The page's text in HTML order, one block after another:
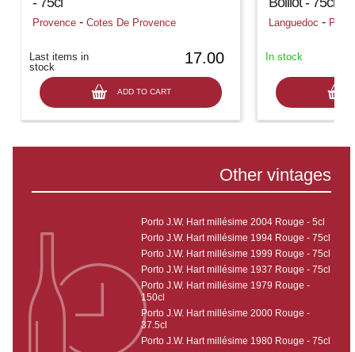
Provence -Cotes De Provence
17.00
ADD TO CART
Last items in
stock
Languedoc - Pic
In stock
Other vintages
Porto J.W. Hart millésime 2004 Rouge - 5cl
Porto J.W. Hart millésime 1994 Rouge - 75cl
Porto J.W. Hart millésime 1999 Rouge - 75cl
Porto J.W. Hart millésime 1937 Rouge - 75cl
Porto J.W. Hart millésime 1979 Rouge -
150cl
Porto J.W. Hart millésime 2000 Rouge -
37.5cl
Porto J.W. Hart millésime 1980 Rouge - 75cl